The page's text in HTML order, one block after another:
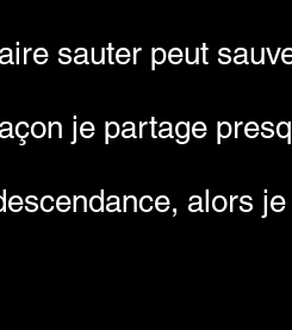
sauter peut
je partage
alors